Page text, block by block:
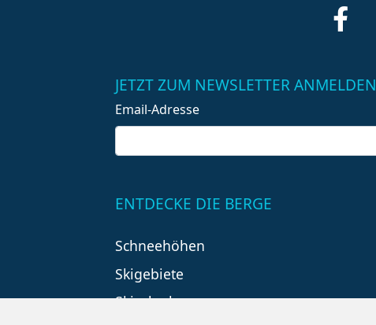
JETZT ZUM NEWSLETTER ANMELDEN
Email-Adresse
ENTDECKE DIE BERGE
Schneehöhen
Skigebiete
Skiurlaub